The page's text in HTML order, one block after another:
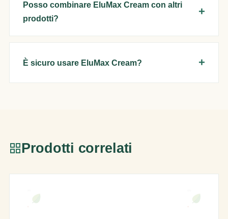
Posso combinare EluMax Cream con altri
prodotti?
È sicuro usare EluMax Cream?
Prodotti correlati